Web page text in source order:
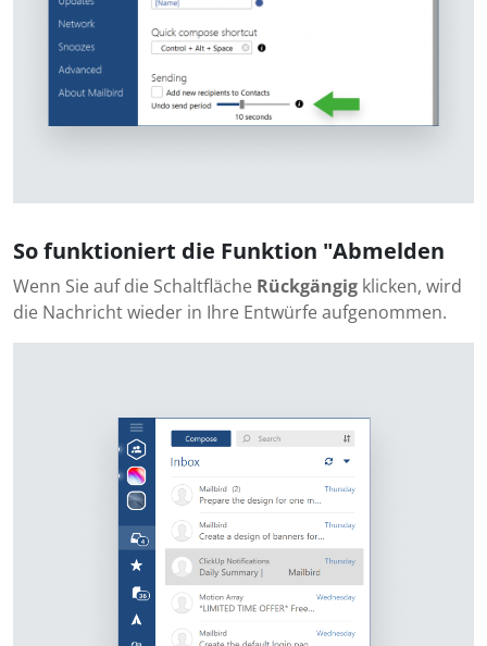
So funktioniert die Funktion "Abmelden
Wenn Sie auf die Schaltfläche Rückgängig klicken, wird
die Nachricht wieder in Ihre Entwürfe aufgenommen.